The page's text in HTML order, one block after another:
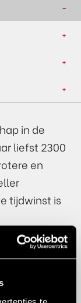
in de
liefst 2300
en
tijdwinst is